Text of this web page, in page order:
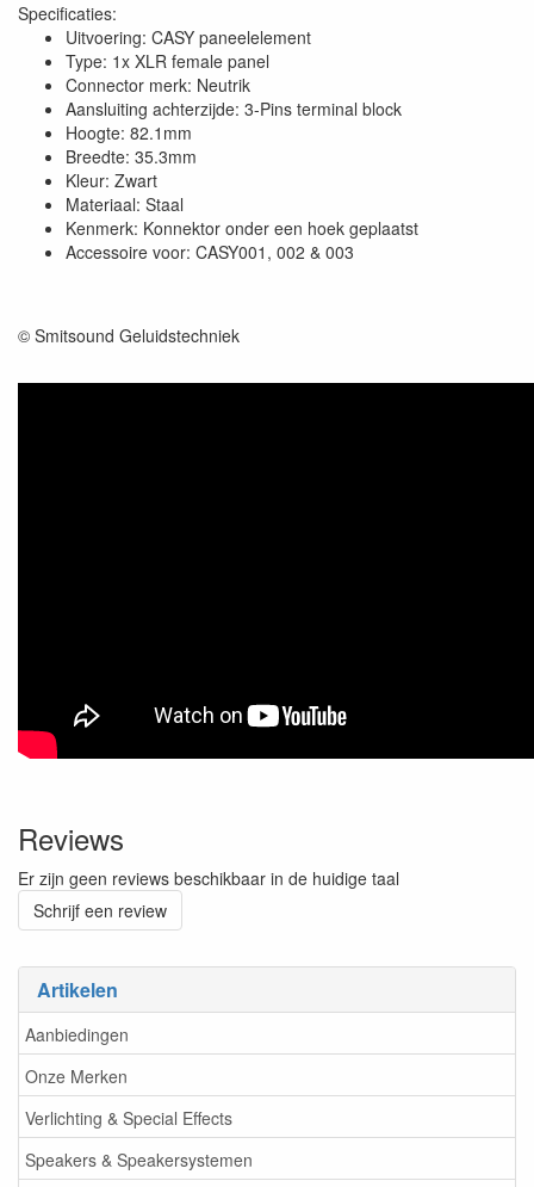
Artikelen
Aanbiedingen
Onze Merken
Verlichting & Special Effects
Speakers & Speakersystemen
Specificaties:
Uitvoering: CASY paneelelement
Type: 1x XLR female panel
Connector merk: Neutrik
Aansluiting achterzijde: 3-Pins terminal block
Hoogte: 82.1mm
Breedte: 35.3mm
Kleur: Zwart
Materiaal: Staal
Kenmerk: Konnektor onder een hoek geplaatst
Accessoire voor: CASY001, 002 & 003
© Smitsound Geluidstechniek
Reviews
Er zijn geen reviews beschikbaar in de huidige taal
Schrijf een review